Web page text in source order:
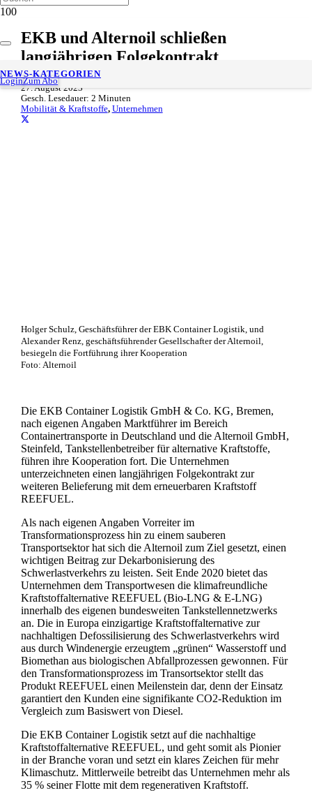
LoginZum Abo
NEWS-KATEGORIEN
EKB und Alternoil schließen
langjährigen Folgekontrakt
27. August 2023
Gesch. Lesedauer: 2 Minuten
Mobilität & Kraftstoffe, Unternehmen
Holger Schulz, Geschäftsführer der EBK Container Logistik, und
Alexander Renz, geschäftsführender Gesellschafter der Alternoil,
besiegeln die Fortführung ihrer Kooperation
Foto: Alternoil
Die EKB Container Logistik GmbH & Co. KG, Bremen,
nach eigenen Angaben Marktführer im Bereich
Containertransporte in Deutschland und die Alternoil GmbH,
Steinfeld, Tankstellenbetreiber für alternative Kraftstoffe,
führen ihre Kooperation fort. Die Unternehmen
unterzeichneten einen langjährigen Folgekontrakt zur
weiteren Belieferung mit dem erneuerbaren Kraftstoff
REEFUEL.
Als nach eigenen Angaben Vorreiter im
Transformationsprozess hin zu einem sauberen
Transportsektor hat sich die Alternoil zum Ziel gesetzt, einen
wichtigen Beitrag zur Dekarbonisierung des
Schwerlastverkehrs zu leisten. Seit Ende 2020 bietet das
Unternehmen dem Transportwesen die klimafreundliche
Kraftstoffalternative REEFUEL (Bio-LNG & E-LNG)
innerhalb des eigenen bundesweiten Tankstellennetzwerks
an. Die in Europa einzigartige Kraftstoffalternative zur
nachhaltigen Defossilisierung des Schwerlastverkehrs wird
aus durch Windenergie erzeugtem „grünen“ Wasserstoff und
Biomethan aus biologischen Abfallprozessen gewonnen. Für
den Transformationsprozess im Transortsektor stellt das
Produkt REEFUEL einen Meilenstein dar, denn der Einsatz
garantiert den Kunden eine signifikante CO2-Reduktion im
Vergleich zum Basiswert von Diesel.
Die EKB Container Logistik setzt auf die nachhaltige
Kraftstoffalternative REEFUEL, und geht somit als Pionier
in der Branche voran und setzt ein klares Zeichen für mehr
Klimaschutz. Mittlerweile betreibt das Unternehmen mehr als
35 % seiner Flotte mit dem regenerativen Kraftstoff.